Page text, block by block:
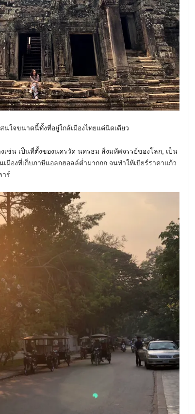
นใจขนาดนี้ทั้งที่อยู่ใกล้เมืองไทยแค่นิดเดียว
งเช่น เป็นที่ตั้งของนครวัด นครธม สิ่งมหัศจรรย์ของโลก, เป็น
นเมืองที่เก็บภาษีแอลกฮอลล์ต่ำมากกก จนทำให้เบียร์ราคาแก้ว
าร์